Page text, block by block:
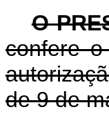
O
confere
de 9 de